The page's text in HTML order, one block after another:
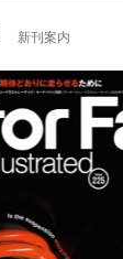
新刊案内